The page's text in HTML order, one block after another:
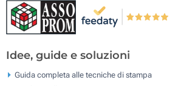
Idee, guide e soluzioni
Guida completa alle tecniche di stampa